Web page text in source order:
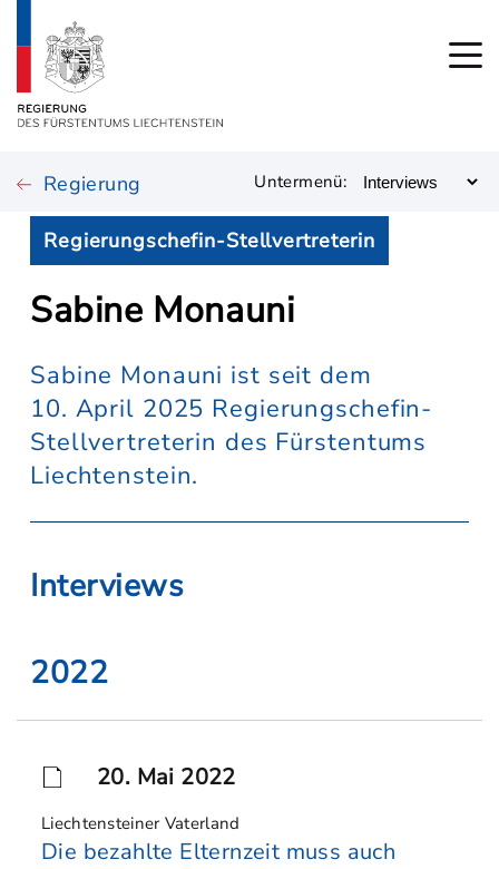
Regierung Untermenü:
Regierungschefin-Stellvertreterin
Sabine Monauni
Sabine Monauni ist seit dem
10. April 2025 Regierungschefin-
Stellvertreterin des Fürstentums
Liechtenstein.
Interviews
2022
Die bezahlte Elternzeit muss auch
Liechtensteiner Vaterland
20. Mai 2022